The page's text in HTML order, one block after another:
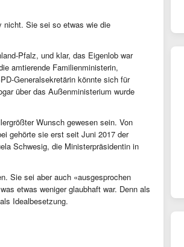
nicht. Sie sei so etwas wie die
Pfalz, und klar, das Eigenlob war
amtierende Familienministerin,
Generalsekretärin könnte sich für
über das Außenministerium wurde
Wunsch gewesen sein. Von
gehörte sie erst seit Juni 2017 der
Schwesig, die Ministerpräsidentin in
Sie sei aber auch «ausgesprochen
etwas weniger glaubhaft war. Denn als
Idealbesetzung.